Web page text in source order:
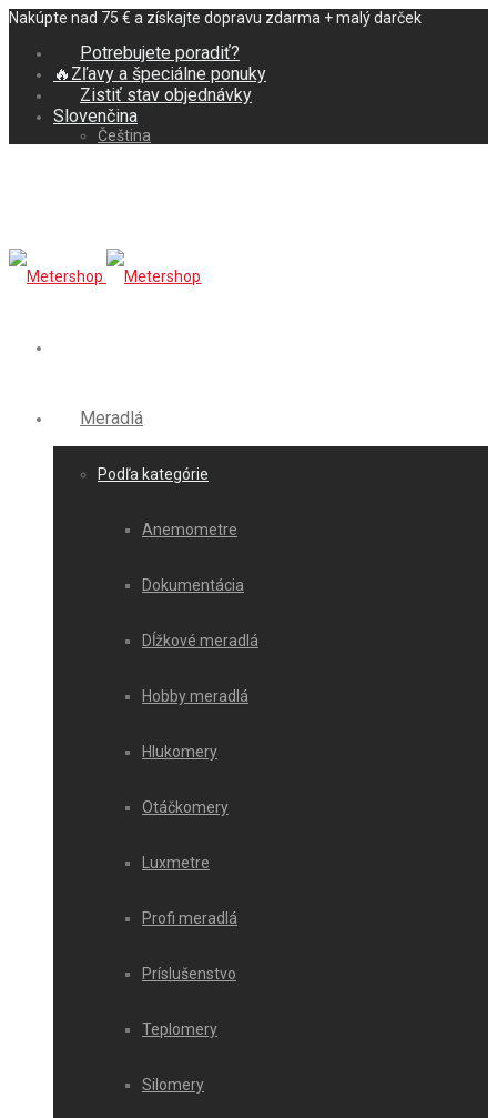
Nakúpte nad 75 € a získajte dopravu zdarma + malý darček
Potrebujete poradiť?
🔥Zľavy a špeciálne ponuky
Zistiť stav objednávky
Slovenčina
Čeština
Meradlá
Podľa kategórie
Anemometre
Dokumentácia
Dĺžkové meradlá
Hobby meradlá
Hlukomery
Otáčkomery
Luxmetre
Profi meradlá
Príslušenstvo
Teplomery
Silomery